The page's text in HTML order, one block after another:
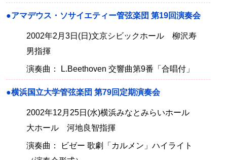
●アマデウス・ソサイエティー管弦楽団 第19回演奏会
2002年2月3日(日)文京シビックホール 柳沢寿
男指揮
演奏曲： L.Beethoven 交響曲第9番「合唱付」
●横浜国立大学管弦楽団 第79回定期演奏会
2002年12月25日(水)横浜みなとみらいホール
大ホール 河地良智指揮
演奏曲： ビゼー 歌劇「カルメン」ハイライト